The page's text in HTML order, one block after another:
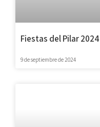
Fiestas del Pilar 2024
9 de septiembre de 2024